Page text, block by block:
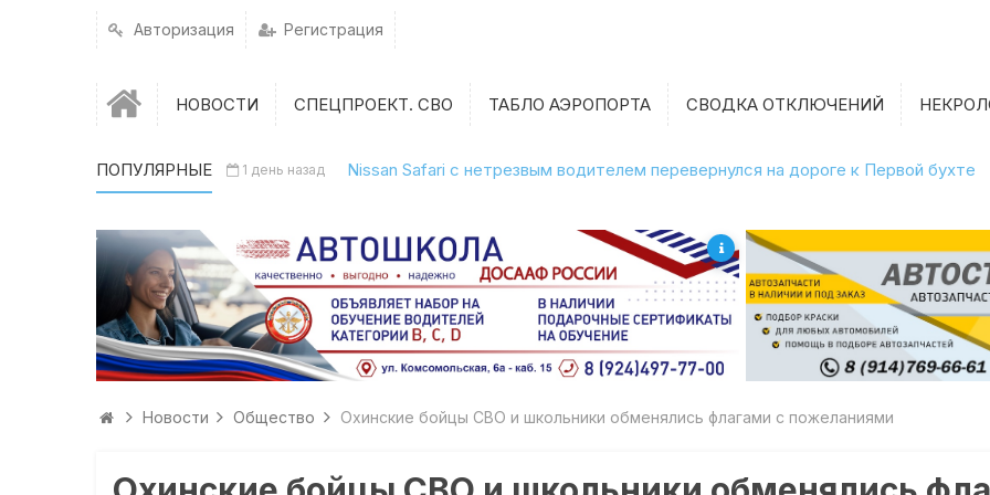
Авторизация Регистрация
НОВОСТИ СПЕЦПРОЕКТ. СВО ТАБЛО АЭРОПОРТА СВОДКА ОТКЛЮЧЕНИЙ
ПОПУЛЯРНЫЕ 1 день назад Nissan Safari с нетрезвым водителем перевернулся на дороге к Первой бухте
Новости Общество Охинские бойцы СВО и школьники обменялись флагами с пожеланиями